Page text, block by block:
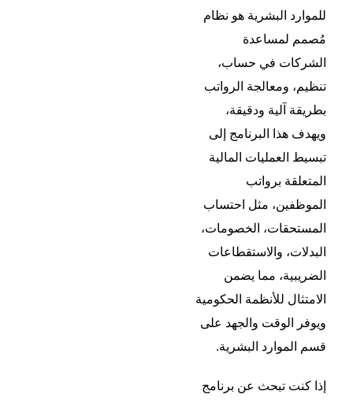
للموارد البشرية هو نظام
مُصمم لمساعدة
الشركات في حساب،
تنظيم، ومعالجة الرواتب
بطريقة آلية ودقيقة،
ويهدف هذا البرنامج إلى
تبسيط العمليات المالية
المتعلقة برواتب
الموظفين، مثل احتساب
المستحقات، الخصومات،
البدلات، والاستقطاعات
الضريبية، مما يضمن
الامتثال للأنظمة الحكومية
ويوفر الوقت والجهد على
قسم الموارد البشرية.
إذا كنت تبحث عن برنامج